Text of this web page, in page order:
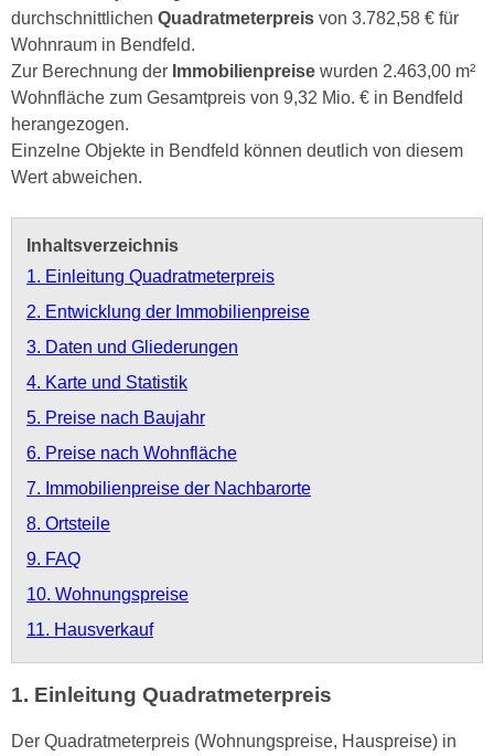
durchschnittlichen Quadratmeterpreis von 3.782,58 € für
Wohnraum in Bendfeld.
Zur Berechnung der Immobilienpreise wurden 2.463,00 m²
Wohnfläche zum Gesamtpreis von 9,32 Mio. € in Bendfeld
herangezogen.
Einzelne Objekte in Bendfeld können deutlich von diesem
Wert abweichen.
Inhaltsverzeichnis
1. Einleitung Quadratmeterpreis
2. Entwicklung der Immobilienpreise
3. Daten und Gliederungen
4. Karte und Statistik
5. Preise nach Baujahr
6. Preise nach Wohnfläche
7. Immobilienpreise der Nachbarorte
8. Ortsteile
9. FAQ
10. Wohnungspreise
11. Hausverkauf
1. Einleitung Quadratmeterpreis
Der Quadratmeterpreis (Wohnungspreise, Hauspreise) in